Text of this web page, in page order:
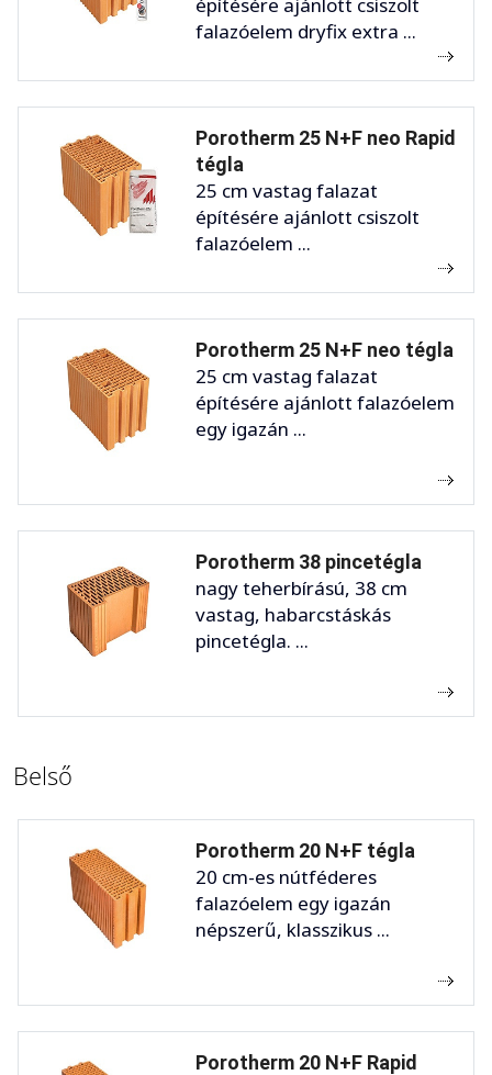
falazóelem dryfix extra ...
Porotherm 25 N+F neo Rapid
tégla
25 cm vastag falazat
építésére ajánlott csiszolt
falazóelem ...
Porotherm 25 N+F neo tégla
25 cm vastag falazat
építésére ajánlott falazóelem
egy igazán ...
Porotherm 38 pincetégla
nagy teherbírású, 38 cm
vastag, habarcstáskás
pincetégla. ...
Belső
Porotherm 20 N+F tégla
20 cm-es nútféderes
falazóelem egy igazán
népszerű, klasszikus ...
Porotherm 20 N+F Rapid